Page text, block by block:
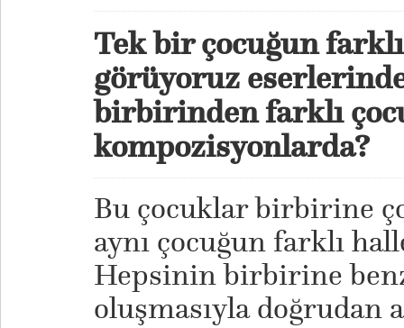
Tek bir çocuğun
görüyoruz
birbirinden farklı
kompozisyonlarda?
Bu çocuklar birbirine
aynı çocuğun farklı
Hepsinin birbirine
oluşmasıyla doğrudan